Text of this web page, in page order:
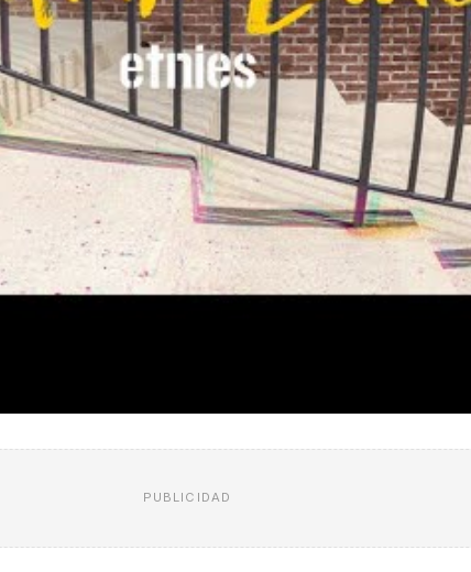
PUBLICIDAD